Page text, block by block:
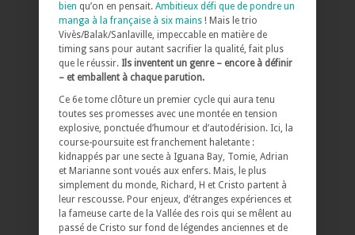
bien qu’on en pensait. Ambitieux défi que de pondre un
manga à la française à six mains ! Mais le trio
Vivès/Balak/Sanlaville, impeccable en matière de
timing sans pour autant sacrifier la qualité, fait plus
que le réussir. Ils inventent un genre – encore à définir
– et emballent à chaque parution.
Ce 6e tome clôture un premier cycle qui aura tenu
toutes ses promesses avec une montée en tension
explosive, ponctuée d’humour et d’autodérision. Ici, la
course-poursuite est franchement haletante :
kidnappés par une secte à Iguana Bay, Tomie, Adrian
et Marianne sont voués aux enfers. Mais, le plus
simplement du monde, Richard, H et Cristo partent à
leur rescousse. Pour enjeux, d’étranges expériences et
la fameuse carte de la Vallée des rois qui se mêlent au
passé de Cristo sur fond de légendes anciennes et de